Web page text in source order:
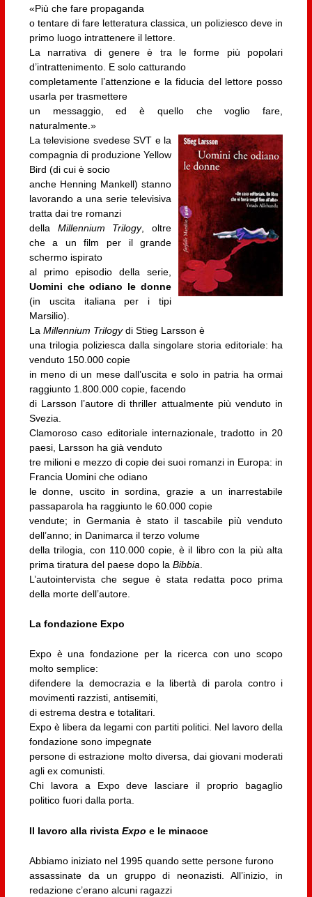
«Più che fare propaganda
o tentare di fare letteratura classica, un poliziesco deve in
primo luogo intrattenere il lettore.
La narrativa di genere è tra le forme più popolari
d’intrattenimento. E solo catturando
completamente l’attenzione e la fiducia del lettore posso
usarla per trasmettere
un messaggio, ed è quello che voglio fare,
naturalmente.»
La televisione svedese SVT e la
compagnia di produzione Yellow
Bird (di cui è socio
anche Henning Mankell) stanno
lavorando a una serie televisiva
tratta dai tre romanzi
della Millennium Trilogy, oltre
che a un film per il grande
schermo ispirato
al primo episodio della serie,
Uomini che odiano le donne
(in uscita italiana per i tipi
Marsilio).
La Millennium Trilogydi Stieg Larsson è
una trilogia poliziesca dalla singolare storia editoriale: ha
venduto 150.000 copie
in meno di un mese dall’uscita e solo in patria ha ormai
raggiunto 1.800.000 copie, facendo
di Larsson l’autore di thriller attualmente più venduto in
Svezia.
Clamoroso caso editoriale internazionale, tradotto in 20
paesi, Larsson ha già venduto
tre milioni e mezzo di copie dei suoi romanzi in Europa: in
Francia Uomini che odiano
le donne, uscito in sordina, grazie a un inarrestabile
passaparola ha raggiunto le 60.000 copie
vendute; in Germania è stato il tascabile più venduto
dell’anno; in Danimarca il terzo volume
della trilogia, con 110.000 copie, è il libro con la più alta
prima tiratura del paese dopo la Bibbia
L’autointervista che segue è stata redatta poco prima
della morte dell’autore.
La fondazione Expo
Expo è una fondazione per la ricerca con uno scopo
molto semplice:
difendere la democrazia e la libertà di parola contro i
movimenti razzisti, antisemiti,
di estrema destra e totalitari.
Expo è libera da legami con partiti politici. Nel lavoro della
fondazione sono impegnate
persone di estrazione molto diversa, dai giovani moderati
agli ex comunisti.
Chi lavora a Expo deve lasciare il proprio bagaglio
politico fuori dalla porta.
Il lavoro alla rivista Expo e le minacce
Abbiamo iniziato nel 1995 quando sette persone furono
assassinate da un gruppo di neonazisti. All’inizio, in
redazione c’erano alcuni ragazzi